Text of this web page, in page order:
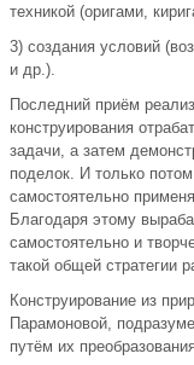
техникой (оригами,
3) создания условий
и др.).
Последний приём
конструирования
задачи, а затем
поделок. И только
самостоятельно
Благодаря этому
самостоятельно и
такой общей стратегии
Конструирование из
Парамоновой,
путём их